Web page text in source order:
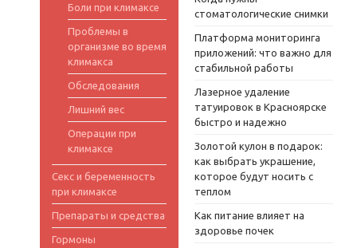
Боли при климаксе
Проблемы в
организме во время
климакса
Обследования
Лишний вес
Операции при
климаксе
Секс и беременность
при климаксе
Препараты и средства
Гормоны
стоматологические снимки
Платформа мониторинга
приложений: что важно для
стабильной работы
Лазерное удаление
татуировок в Красноярске
быстро и надежно
Золотой кулон в подарок:
как выбрать украшение,
которое будут носить с
теплом
Как питание влияет на
здоровье почек